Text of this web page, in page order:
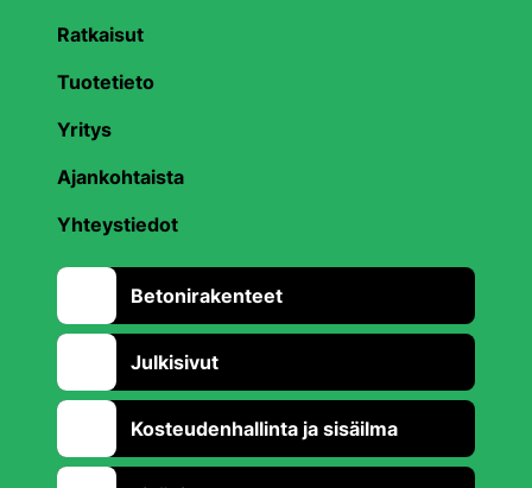
Ratkaisut
Tuotetieto
Yritys
Ajankohtaista
Yhteystiedot
Betonirakenteet
Julkisivut
Kosteudenhallinta ja sisäilma